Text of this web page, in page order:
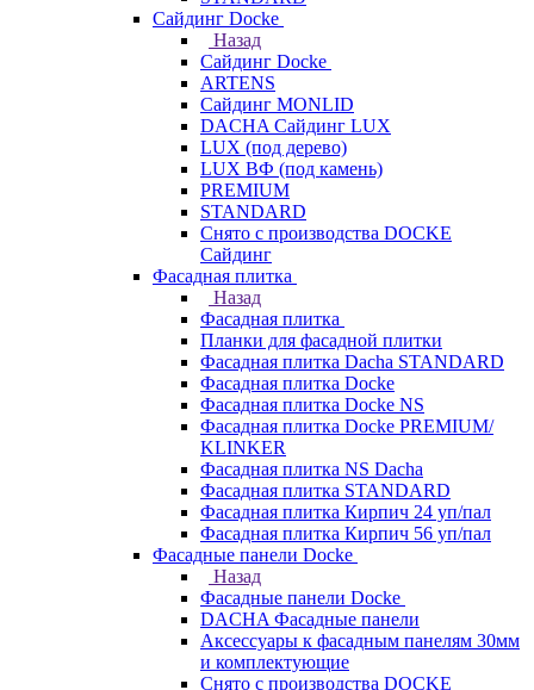
Сайдинг Docke
Назад
Сайдинг Docke
ARTENS
Cайдинг MONLID
DACHA Сайдинг LUX
LUX (под дерево)
LUX ВФ (под камень)
PREMIUM
STANDARD
Снято с производства DOCKE
Сайдинг
Фасадная плитка
Назад
Фасадная плитка
Планки для фасадной плитки
Фасадная плитка Dacha STANDARD
Фасадная плитка Docke
Фасадная плитка Docke NS
Фасадная плитка Docke PREMIUM/
KLINKER
Фасадная плитка NS Dacha
Фасадная плитка STANDARD
Фасадная плитка Кирпич 24 уп/пал
Фасадная плитка Кирпич 56 уп/пал
Фасадные панели Docke
Назад
Фасадные панели Docke
DACHA Фасадные панели
Аксессуары к фасадным панелям 30мм
и комплектующие
Снято с производства DOCKE